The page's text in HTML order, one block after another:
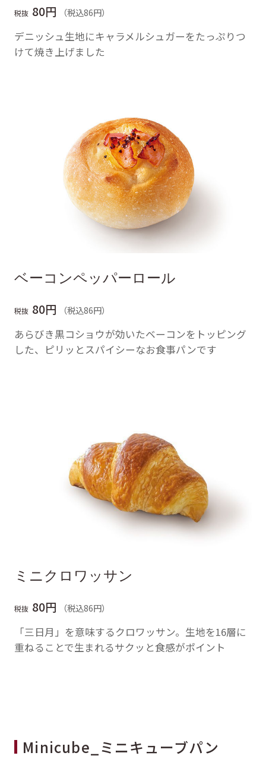
税抜 80円 （税込86円）
デニッシュ生地にキャラメルシュガーをたっぷりつ
けて焼き上げました
ベーコンペッパーロール
税抜 80円 （税込86円）
あらびき黒コショウが効いたベーコンをトッピング
した、ピリッとスパイシーなお食事パンです
ミニクロワッサン
税抜 80円 （税込86円）
「三日月」を意味するクロワッサン。生地を16層に
重ねることで生まれるサクッと食感がポイント
Minicube_ミニキューブパン